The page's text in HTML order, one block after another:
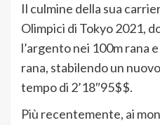
Il culmine della sua
Olimpici di Tokyo 2021,
l’argento nei 100m rana
rana, stabilendo un
tempo di 2’18″95$$.
Più recentemente, ai